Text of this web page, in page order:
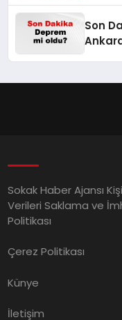
Son
Sokak Haber Ajansı
Verileri Saklama ve
Politikası
Çerez Politikası
Künye
İletişim